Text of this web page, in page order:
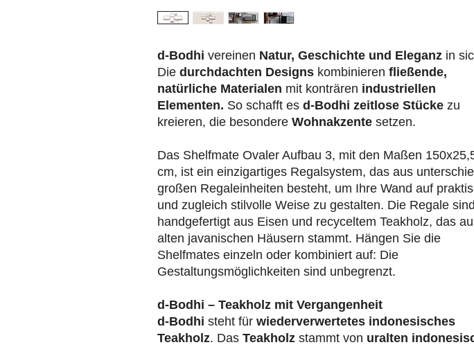
d-Bodhi vereinen Natur, Geschichte und Eleganz in
Die durchdachten Designs kombinieren fließende,
natürliche Materialen mit konträren industriellen
Elementen. So schafft es d-Bodhi zeitlose Stücke zu
kreieren, die besondere Wohnakzente setzen.
Das Shelfmate Ovaler Aufbau 3, mit den Maßen
cm, ist ein einzigartiges Regalsystem, das aus
großen Regaleinheiten besteht, um Ihre Wand auf
und zugleich stilvolle Weise zu gestalten. Die Regale sind
handgefertigt aus Eisen und recyceltem Teakholz, das
alten javanischen Häusern stammt. Hängen Sie die
Shelfmates einzeln oder kombiniert auf: Die
Gestaltungsmöglichkeiten sind unbegrenzt.
d-Bodhi – Teakholz mit Vergangenheit
d-Bodhi steht für wiederverwertetes indonesisches
Teakholz. Das Teakholz stammt von uralten